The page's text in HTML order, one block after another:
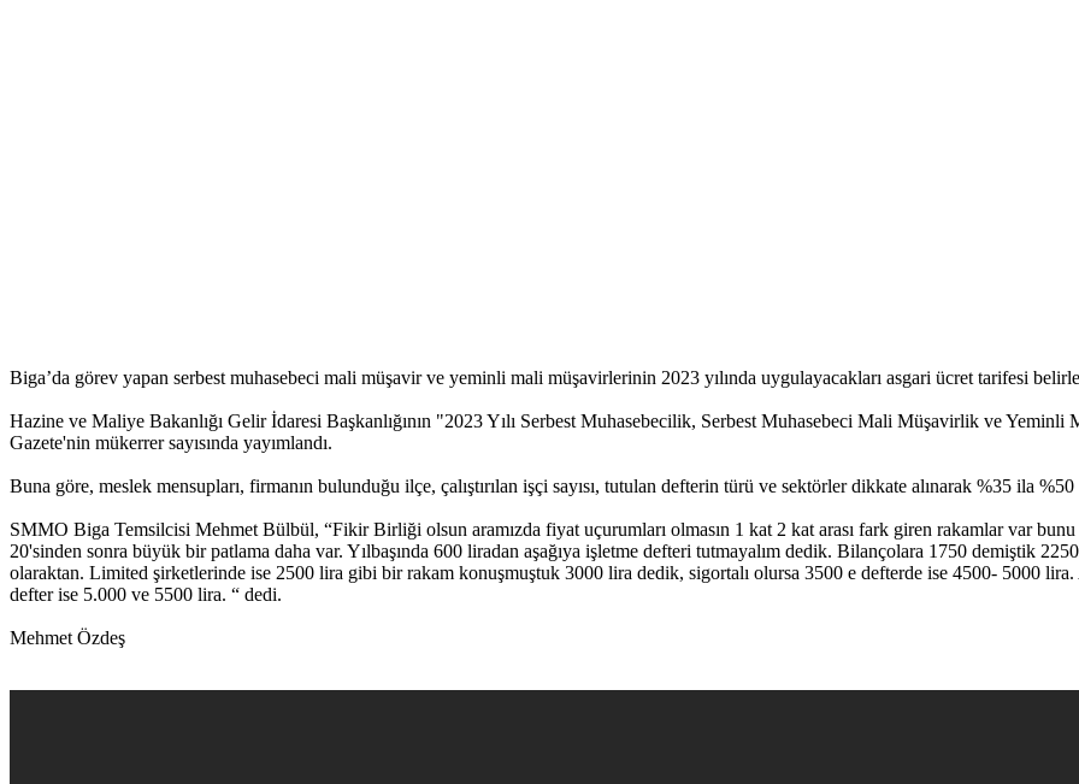
Biga’da görev yapan serbest muhasebeci mali müşavir ve yeminli mali müşavirlerinin 2023 yılında uygulayacakları asgari ücret tarifesi
Hazine ve Maliye Bakanlığı Gelir İdaresi Başkanlığının "2023 Yılı Serbest Muhasebecilik, Serbest Muhasebeci Mali Müşavirlik ve
Gazete'nin mükerrer sayısında yayımlandı.
Buna göre, meslek mensupları, firmanın bulunduğu ilçe, çalıştırılan işçi sayısı, tutulan defterin türü ve sektörler dikkate alınarak %35 ila %50
SMMO Biga Temsilcisi Mehmet Bülbül, “Fikir Birliği olsun aramızda fiyat uçurumları olmasın 1 kat 2 kat arası fark giren rakamlar var
20'sinden sonra büyük bir patlama daha var. Yılbaşında 600 liradan aşağıya işletme defteri tutmayalım dedik. Bilançolara 1750 demiştik
olaraktan. Limited şirketlerinde ise 2500 lira gibi bir rakam konuşmuştuk 3000 lira dedik, sigortalı olursa 3500 e defterde ise 4500- 5000
defter ise 5.000 ve 5500 lira. “ dedi.
Mehmet Özdeş